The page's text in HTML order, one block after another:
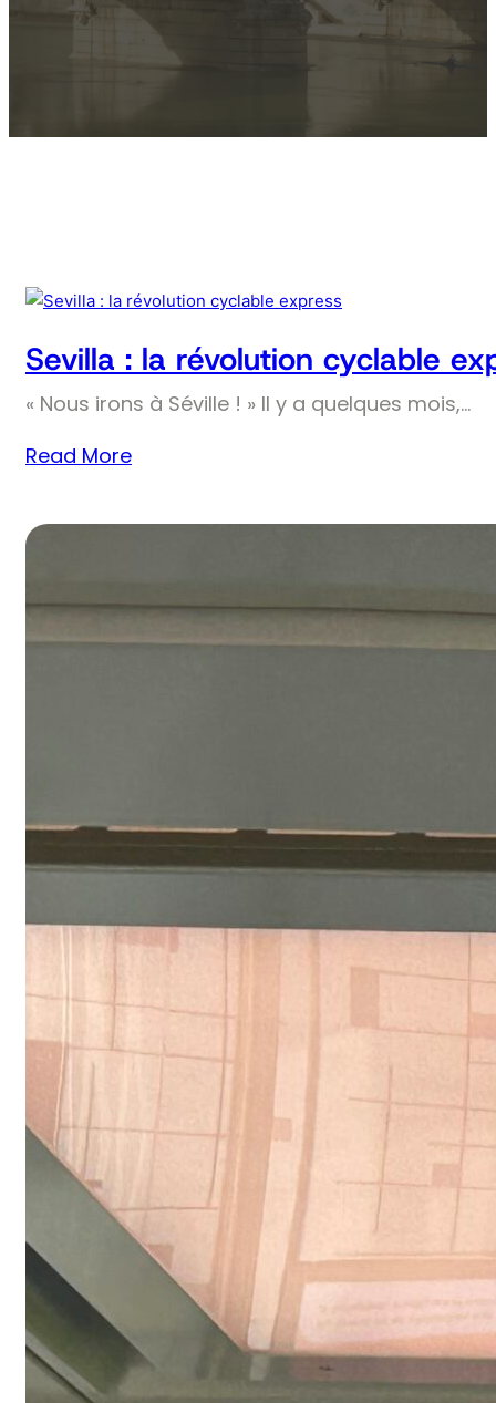
Sevilla : la révolution cyclable
« Nous irons à Séville ! » Il y a quelques mois,…
Read More